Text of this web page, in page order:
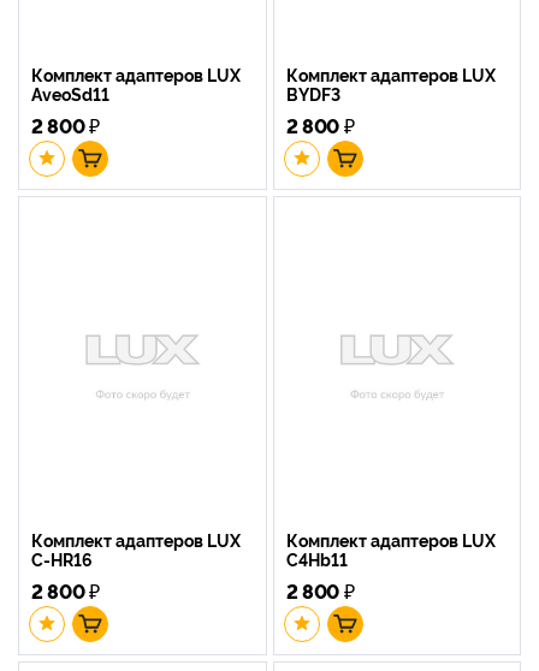
Комплект адаптеров LUX
AveoSd11
2 800₽
Комплект адаптеров LUX
BYDF3
2 800₽
Комплект адаптеров LUX
C-HR16
2 800₽
Комплект адаптеров LUX
C4Hb11
2 800₽